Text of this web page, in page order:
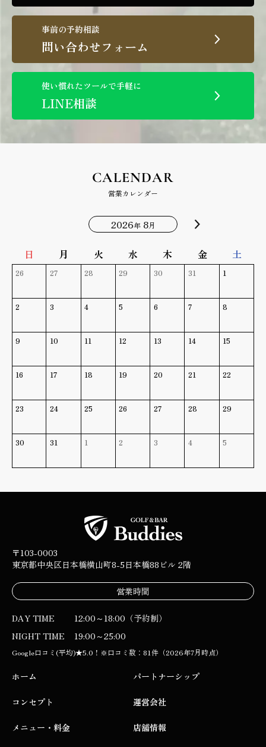
事前の予約相談
問い合わせフォーム
使い慣れたツールで手軽に
LINE相談
CALENDAR
営業カレンダー
2026年8月
日 月 火 水 木 金 土
26 27 28 29 30 31 1
2 3 4 5 6 7 8
9 10 11 12 13 14 15
16 17 18 19 20 21 22
23 24 25 26 27 28 29
30 31 1 2 3 4 5
〒103-0003
東京都中央区日本橋横山町8-5日本橋88ビル 2階
営業時間
DAY TIME
12:00～18:00（予約制）
NIGHT TIME
19:00～25:00
Google口コミ(平均)★5.0！※口コミ数：81件（2026年7月時点）
ホーム
コンセプト
メニュー・料金
パートナーシップ
運営会社
店舗情報